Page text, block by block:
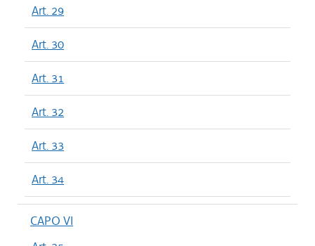
Art. 29
Art. 30
Art. 31
Art. 32
Art. 33
Art. 34
CAPO VI